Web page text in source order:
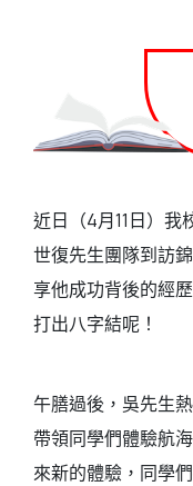
近日（4月11日）我
世復先生團隊到訪
享他成功背後的經
打出八字結呢！
午膳過後，吳先生
帶領同學們體驗航
來新的體驗，同學